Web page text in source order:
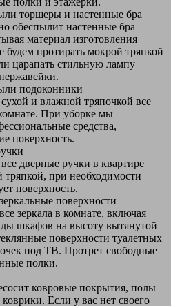
торшеры и настенные бра
обеспылит настенные бра
материал изготовления
протирать мокрой тряпкой
царапать стильную лампу
подоконники
и влажной тряпочкой все
При уборке мы
средства,
поверхность.
дверные ручки в квартире
тряпкой, при необходимости
поверхность.
поверхности
зеркала в комнате, включая
шкафов на высоту вытянутой
поверхности туалетных
под ТВ. Протрет свободные
полки.
ковровые покрытия, полы
Если у вас нет своего